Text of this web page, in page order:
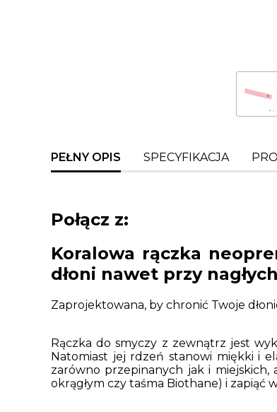
PEŁNY OPIS SPECYFIKACJA
Połącz z:
Koralowa rączka
dłoni nawet przy
Zaprojektowana, by chronić Twoje
Rączka do smyczy z zewnątrz jest
Natomiast jej rdzeń stanowi miękki i
zarówno przepinanych jak i
okrągłym czy taśma Biothane) i zapiąć